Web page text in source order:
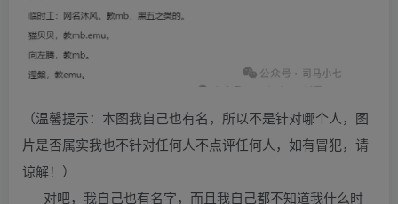
（温馨提示：本图我自己也有名，所以不是针对哪个人，图
片是否属实我也不针对任何人不点评任何人，如有冒犯，请
谅解！）
对吧，我自己也有名字，而且我自己都不知道我什么时